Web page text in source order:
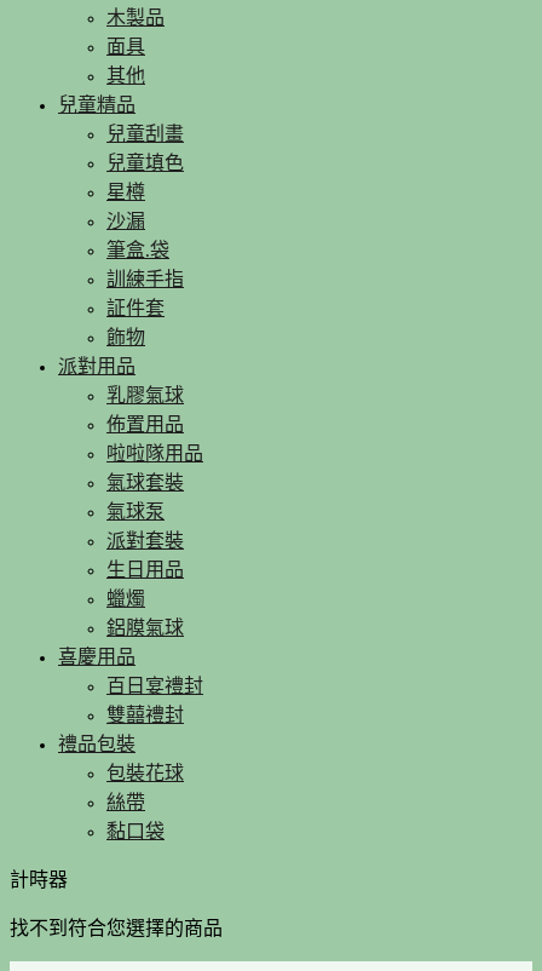
木製品
面具
其他
兒童精品
兒童刮畫
兒童填色
星樽
沙漏
筆盒.袋
訓練手指
証件套
飾物
派對用品
乳膠氣球
佈置用品
啦啦隊用品
氣球套裝
氣球泵
派對套裝
生日用品
蠟燭
鋁膜氣球
喜慶用品
百日宴禮封
雙囍禮封
禮品包裝
包裝花球
絲帶
黏口袋
計時器
找不到符合您選擇的商品